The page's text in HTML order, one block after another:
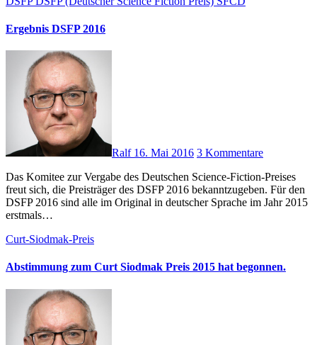
Ergebnis DSFP 2016
Ralf 16. Mai 2016 3 Kommentare
Das Komitee zur Vergabe des Deutschen Science-Fiction-Preises
freut sich, die Preisträger des DSFP 2016 bekanntzugeben. Für den
DSFP 2016 sind alle im Original in deutscher Sprache im Jahr 2015
erstmals…
Curt-Siodmak-Preis
Abstimmung zum Curt Siodmak Preis 2015 hat begonnen.